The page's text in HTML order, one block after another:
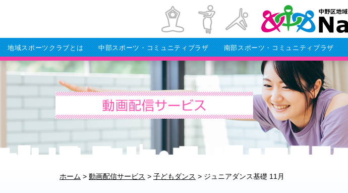
地域スポーツクラブとは 中部スポーツ・コミュニティプラザ 南部スポーツ・コミュニティプラザ
ホーム > 動画配信サービス > 子どもダンス > ジュニアダンス基礎 11月